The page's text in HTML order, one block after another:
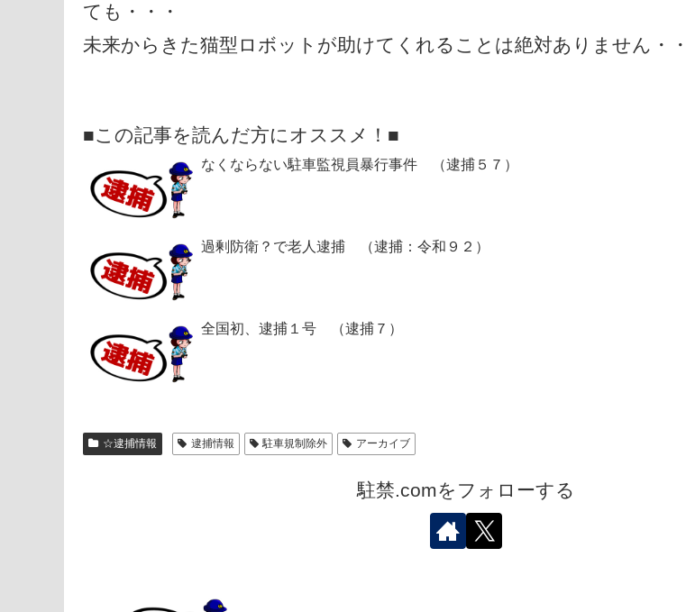
ても・・・
未来からきた猫型ロボットが助けてくれることは絶対ありません・・
■この記事を読んだ方にオススメ！■
なくならない駐車監視員暴行事件 （逮捕５７）
過剰防衛？で老人逮捕 （逮捕：令和９２）
全国初、逮捕１号 （逮捕７）
☆逮捕情報 逮捕情報 駐車規制除外 アーカイブ
駐禁.comをフォローする